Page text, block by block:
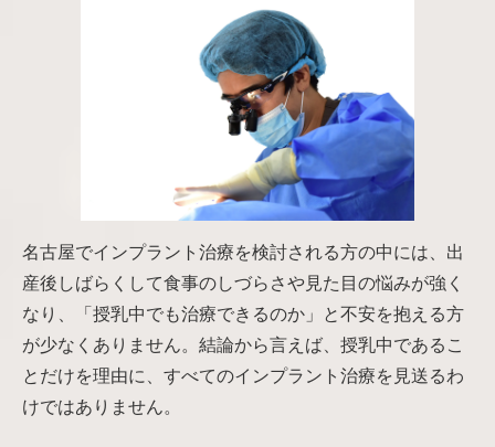
名古屋でインプラント治療を検討される方の中には、出
産後しばらくして食事のしづらさや見た目の悩みが強く
なり、「授乳中でも治療できるのか」と不安を抱える方
が少なくありません。結論から言えば、授乳中であるこ
とだけを理由に、すべてのインプラント治療を見送るわ
けではありません。